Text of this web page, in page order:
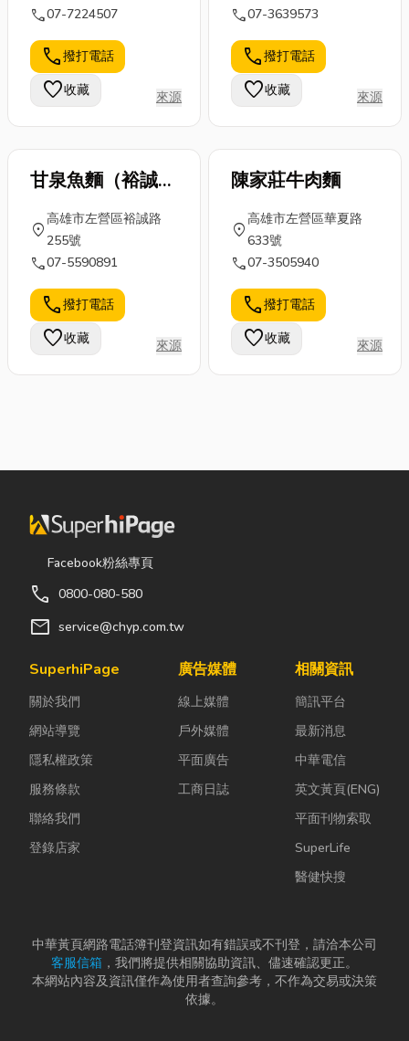
call07-7224507
call撥打電話
favorite收藏 來源
call07-3639573
call撥打電話
favorite收藏 來源
甘泉魚麵（裕誠
店）
location_on
高雄市左營區裕誠路
255號
call07-5590891
call撥打電話
favorite收藏 來源
陳家莊牛肉麵
location_on
高雄市左營區華夏路
633號
call07-3505940
call撥打電話
favorite收藏 來源
Facebook粉絲專頁
call 0800-080-580
mail service@chyp.com.tw
SuperhiPage
關於我們
網站導覽
隱私權政策
服務條款
聯絡我們
登錄店家
廣告媒體
線上媒體
戶外媒體
平面廣告
工商日誌
相關資訊
簡訊平台
最新消息
中華電信
英文黃頁(ENG)
平面刊物索取
SuperLife
醫健快搜
中華黃頁網路電話簿刊登資訊如有錯誤或不刊登，請洽本公司
客服信箱 ，我們將提供相關協助資訊、儘速確認更正。
本網站內容及資訊僅作為使用者查詢參考，不作為交易或決策
依據。